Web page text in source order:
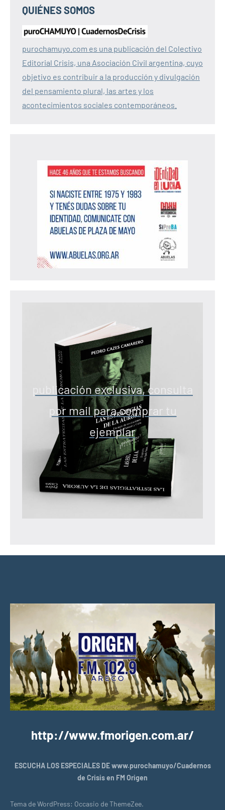
QUIÉNES SOMOS
purochamuyo.com es una publicación del Colectivo
Editorial Crisis, una Asociación Civil argentina, cuyo
objetivo es contribuir a la producción y divulgación
del pensamiento plural, las artes y los
acontecimientos sociales contemporáneos.
publicación exclusiva, consulta
por mail para comprar tu
ejemplar
http://www.fmorigen.com.ar/
ESCUCHA LOS ESPECIALES DE www.purochamuyo/Cuadernos
de Crisis en FM Origen
Tema de WordPress: Occasio de ThemeZee.